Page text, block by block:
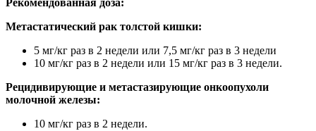
Рекомендованная доза:
Метастатический рак толстой кишки:
5 мг/кг раз в 2 недели или 7,5 мг/кг раз в 3 недели
10 мг/кг раз в 2 недели или 15 мг/кг раз в 3 недели.
Рецидивирующие и метастазирующие онкоопухоли
молочной железы:
10 мг/кг раз в 2 недели.